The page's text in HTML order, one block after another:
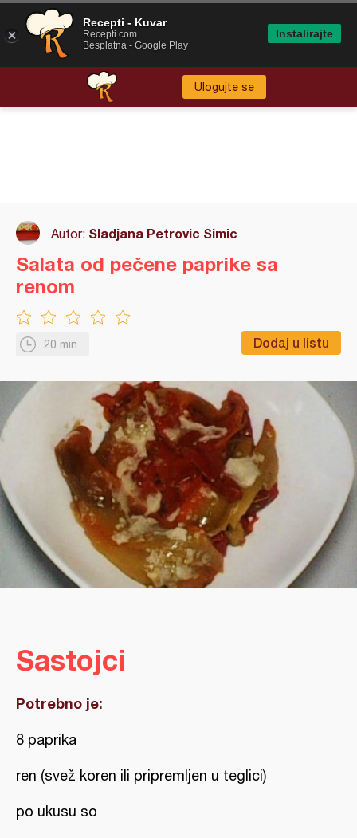
Ulogujte se
Autor: Sladjana Petrovic Simic
20 min Dodaj u listu
Salata od pečene paprike sa
renom
Sastojci
Potrebno je:
8 paprika
ren (svež koren ili pripremljen u teglici)
po ukusu so
Recepti - Kuvar
Recepti.com
Besplatna - Google Play
Instalirajte